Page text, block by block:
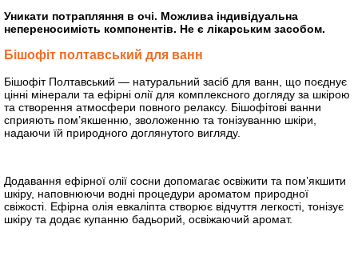
Уникати потрапляння в очі. Можлива індивідуальна
непереносимість компонентів. Не є лікарським засобом.
Бішофіт полтавський для ванн
Бішофіт Полтавський — натуральний засіб для ванн, що поєднує
цінні мінерали та ефірні олії для комплексного догляду за шкірою
та створення атмосфери повного релаксу. Бішофітові ванни
сприяють пом’якшенню, зволоженню та тонізуванню шкіри,
надаючи їй природного доглянутого вигляду.
Додавання ефірної олії сосни допомагає освіжити та пом’якшити
шкіру, наповнюючи водні процедури ароматом природної
свіжості. Ефірна олія евкаліпта створює відчуття легкості, тонізує
шкіру та додає купанню бадьорий, освіжаючий аромат.